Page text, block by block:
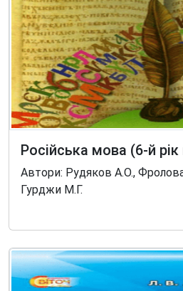
Російська мова (6-й
Автори: Рудяков А.О.,
Гурджи М.Г.